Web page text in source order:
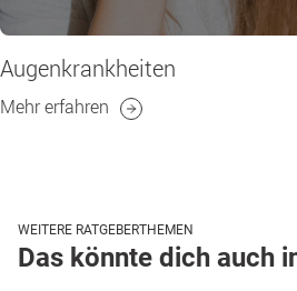
Augenkrankheiten
Mehr erfahren
WEITERE RATGEBERTHEMEN
Das könnte dich auch